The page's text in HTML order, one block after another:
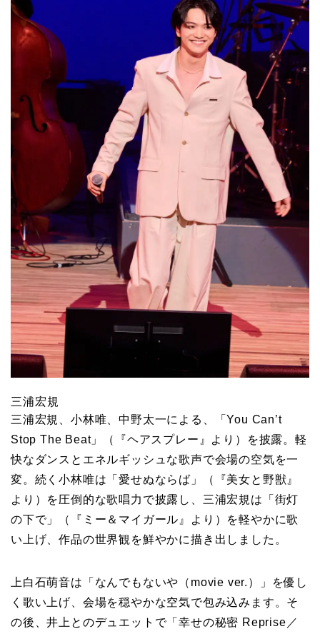
三浦宏規
三浦宏規、小林唯、中野太一による、「You Can’t
Stop The Beat」（『ヘアスプレー』より）を披露。軽
快なダンスとエネルギッシュな歌声で会場の空気を一
変。続く小林唯は「愛せぬならば」（『美女と野獣』
より）を圧倒的な歌唱力で披露し、三浦宏規は「街灯
の下で」（『ミー＆マイガール』より）を軽やかに歌
い上げ、作品の世界観を鮮やかに描き出しました。
上白石萌音は「なんでもないや（movie ver.）」を優し
く歌い上げ、会場を穏やかな空気で包み込みます。そ
の後、井上とのデュエットで「幸せの秘密 Reprise／